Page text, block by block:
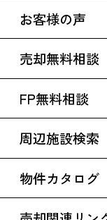
お客様の声
売却無料相談
FP無料相談
周辺施設検索
物件カタログ